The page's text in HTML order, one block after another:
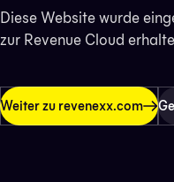
Diese Website wurde
zur Revenue Cloud
Weiter zu revenexx.com